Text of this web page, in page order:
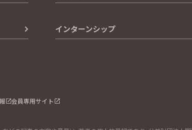
インターンシップ
会員専用サイト